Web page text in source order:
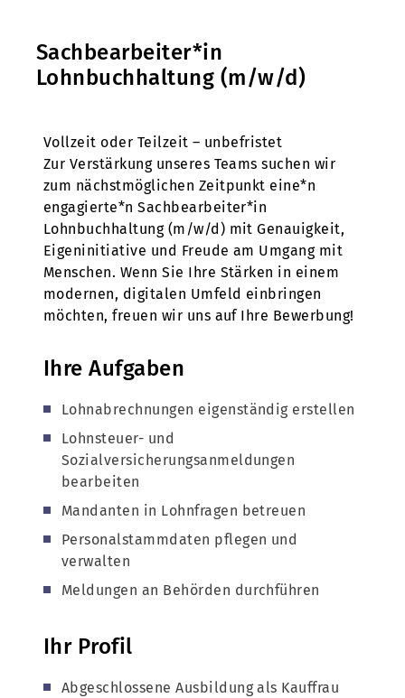
Sachbearbeiter*in
Lohnbuchhaltung (m/w/d)
Vollzeit oder Teilzeit – unbefristet
Zur Verstärkung unseres Teams suchen wir
zum nächstmöglichen Zeitpunkt eine*n
engagierte*n Sachbearbeiter*in
Lohnbuchhaltung (m/w/d) mit Genauigkeit,
Eigeninitiative und Freude am Umgang mit
Menschen. Wenn Sie Ihre Stärken in einem
modernen, digitalen Umfeld einbringen
möchten, freuen wir uns auf Ihre Bewerbung!
Ihre Aufgaben
Lohnabrechnungen eigenständig erstellen
Lohnsteuer- und
Sozialversicherungsanmeldungen
bearbeiten
Mandanten in Lohnfragen betreuen
Personalstammdaten pflegen und
verwalten
Meldungen an Behörden durchführen
Ihr Profil
Abgeschlossene Ausbildung als Kauffrau